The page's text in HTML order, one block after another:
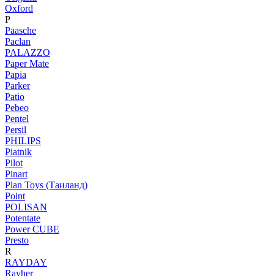
Oxford
P
Paasche
Paclan
PALAZZO
Paper Mate
Papia
Parker
Patio
Pebeo
Pentel
Persil
PHILIPS
Piatnik
Pilot
Pinart
Plan Toys (Таиланд)
Point
POLISAN
Potentate
Power CUBE
Presto
R
RAYDAY
Rayher